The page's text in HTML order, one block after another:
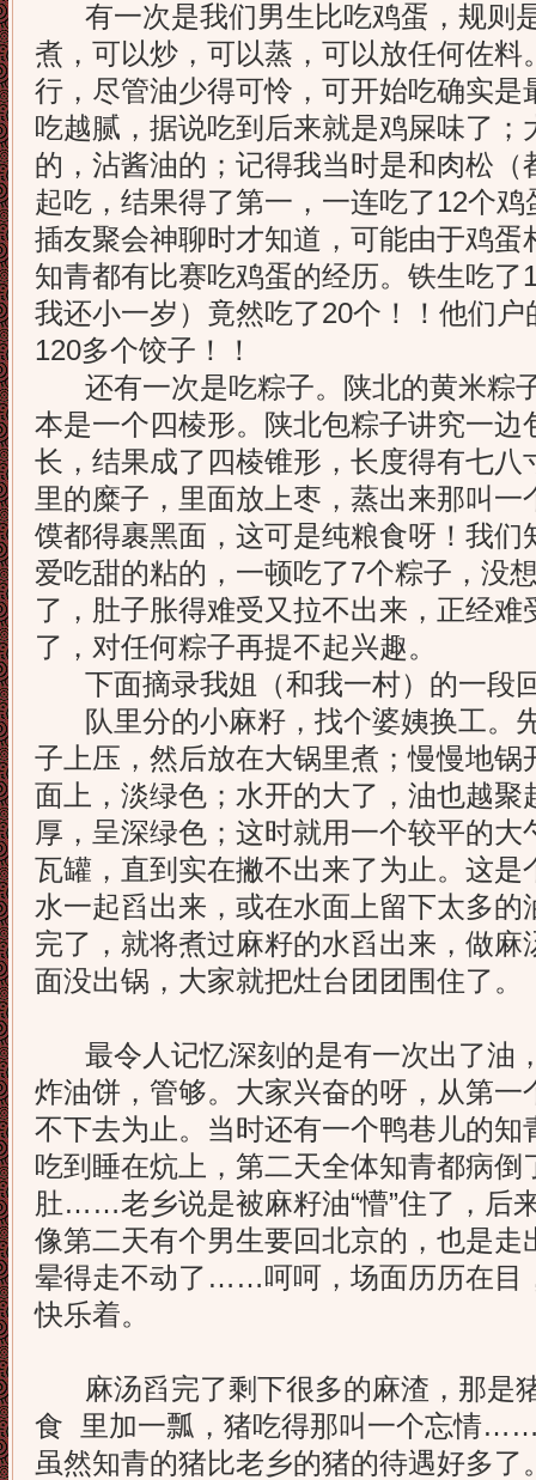
有一次是我们男生比吃鸡蛋，规则
煮，可以炒，可以蒸，可以放任何佐料
行，尽管油少得可怜，可开始吃确实是
吃越腻，据说吃到后来就是鸡屎味了
的，沾酱油的；记得我当时是和肉松
起吃，结果得了第一，一连吃了12个
插友聚会神聊时才知道，可能由于鸡蛋
知青都有比赛吃鸡蛋的经历。铁生吃了
我还小一岁）竟然吃了20个！！他们
120多个饺子！！
还有一次是吃粽子。陕北的黄米粽
本是一个四棱形。陕北包粽子讲究一边
长，结果成了四棱锥形，长度得有七八
里的糜子，里面放上枣，蒸出来那叫
馍都得裹黑面，这可是纯粮食呀！我们
爱吃甜的粘的，一顿吃了7个粽子，没
了，肚子胀得难受又拉不出来，正经难
了，对任何粽子再提不起兴趣。
下面摘录我姐（和我一村）的一段
队里分的小麻籽，找个婆姨换工。
子上压，然后放在大锅里煮；慢慢地锅
面上，淡绿色；水开的大了，油也越聚
厚，呈深绿色；这时就用一个较平的
瓦罐，直到实在撇不出来了为止。这是
水一起舀出来，或在水面上留下太多
完了，就将煮过麻籽的水舀出来，做
面没出锅，大家就把灶台团团围住了。
最令人记忆深刻的是有一次出了油
炸油饼，管够。大家兴奋的呀，从第一
不下去为止。当时还有一个鸭巷儿的知
吃到睡在炕上，第二天全体知青都病
肚……老乡说是被麻籽油“懵”住了，后
像第二天有个男生要回北京的，也是走
晕得走不动了……呵呵，场面历历在目
快乐着。
麻汤舀完了剩下很多的麻渣，那是
食 里加一瓢，猪吃得那叫一个忘情
虽然知青的猪比老乡的猪的待遇好多了